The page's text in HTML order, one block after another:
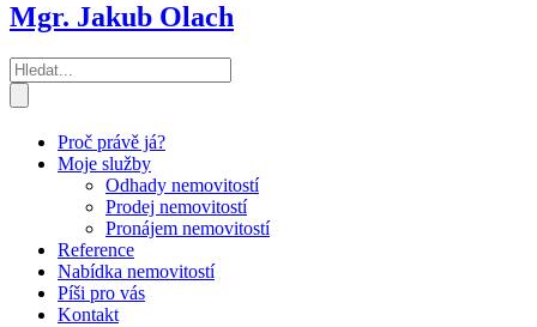
Mgr. Jakub Olach
Proč právě já?
Moje služby
Odhady nemovitostí
Prodej nemovitostí
Pronájem nemovitostí
Reference
Nabídka nemovitostí
Píši pro vás
Kontakt